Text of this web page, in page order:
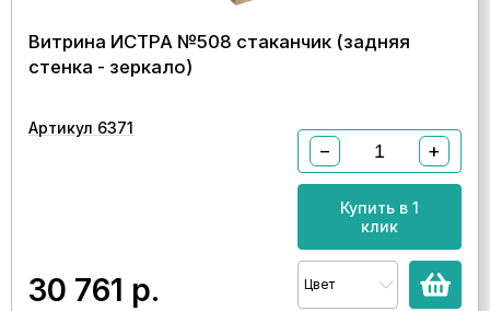
Витрина ИСТРА №508 стаканчик (задняя
стенка - зеркало)
Артикул 6371
30 761 р.
− +
Купить в 1
клик
Цвет